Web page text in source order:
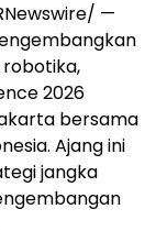
—
2026
bersama
Ajang ini
jangka